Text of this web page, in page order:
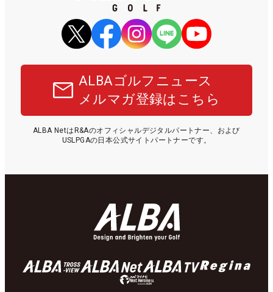
ALBAゴルフニュース
メルマガ登録はこちら
ALBA NetはR&Aのオフィシャルデジタルパートナー、および
USLPGAの日本公式サイトパートナーです。